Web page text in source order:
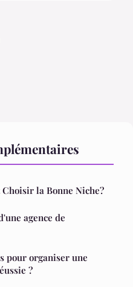
la Bonne Niche?
agence de
pour organiser une
?